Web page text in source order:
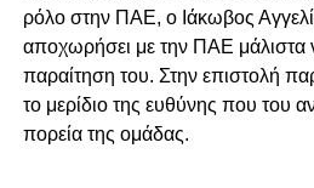
ρόλο στην ΠΑΕ, ο Ιάκωβος
αποχωρήσει με την ΠΑΕ μάλιστα
παραίτηση του. Στην επιστολή
το μερίδιο της ευθύνης που του
πορεία της ομάδας.